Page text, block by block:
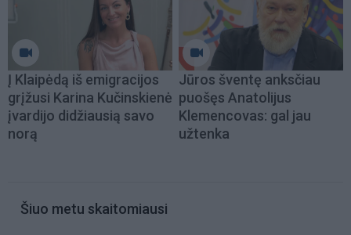
Į Klaipėdą iš emigracijos
grįžusi Karina Kučinskienė
įvardijo didžiausią savo
norą
Jūros šventę anksčiau
puošęs Anatolijus
Klemencovas: gal jau
užtenka
Šiuo metu skaitomiausi